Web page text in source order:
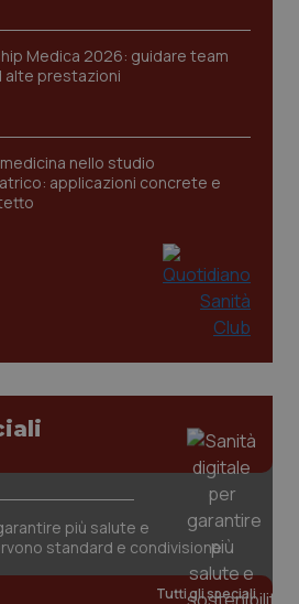
Medica 2026: guidare team
alte prestazioni
nello studio
applicazioni concrete e
più salute e
standard e condivisione
Tutti gli speciali
CookieScript
www.quotidianosanita.it